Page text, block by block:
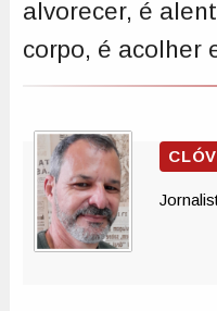
alvorecer, é
corpo, é acolher